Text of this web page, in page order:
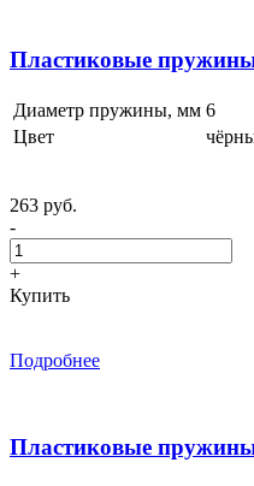
Пластиковые
Диаметр пружины, мм 6
Цвет
263 руб.
-
+
Купить
Подробнее
Пластиковые